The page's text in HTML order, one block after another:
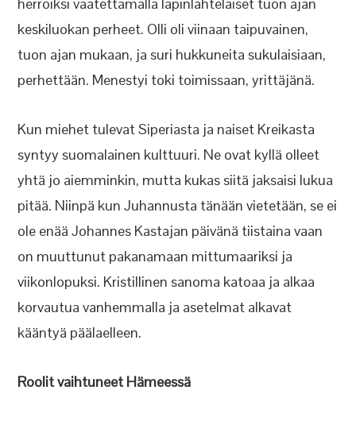
keskiluokan perheet. Olli oli viinaan taipuvainen,
tuon ajan mukaan, ja suri hukkuneita sukulaisiaan,
perhettään. Menestyi toki toimissaan, yrittäjänä.
Kun miehet tulevat Siperiasta ja naiset Kreikasta
syntyy suomalainen kulttuuri. Ne ovat kyllä olleet
yhtä jo aiemminkin, mutta kukas siitä jaksaisi lukua
pitää. Niinpä kun Juhannusta tänään vietetään, se ei
ole enää Johannes Kastajan päivänä tiistaina vaan
on muuttunut pakanamaan mittumaariksi ja
viikonlopuksi. Kristillinen sanoma katoaa ja alkaa
korvautua vanhemmalla ja asetelmat alkavat
kääntyä päälaelleen.
Roolit vaihtuneet Hämeessä